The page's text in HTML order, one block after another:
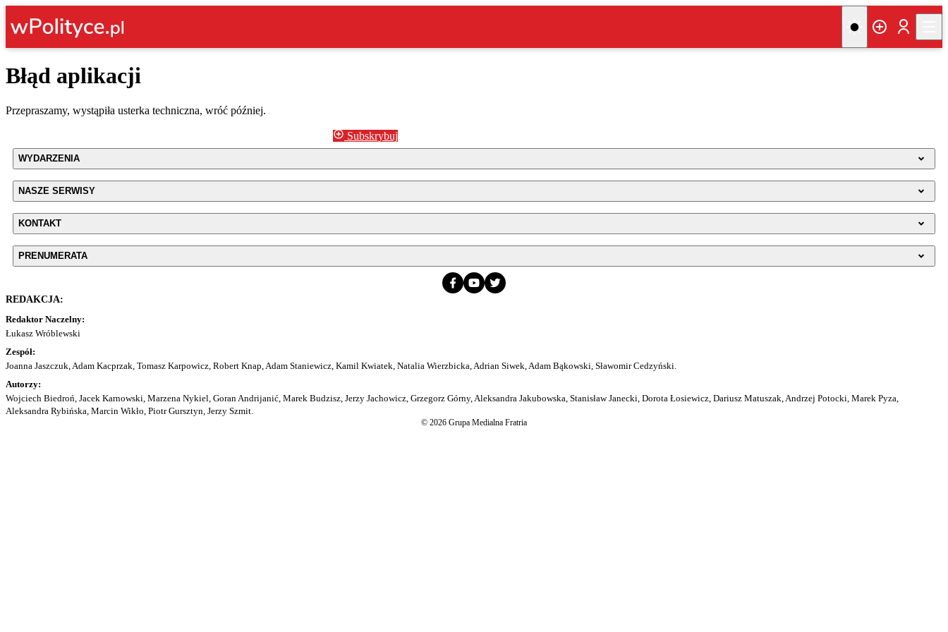
Błąd aplikacji
Przepraszamy, wystąpiła usterka techniczna, wróć później.
Subskrybuj
WYDARZENIA
NASZE SERWISY
KONTAKT
PRENUMERATA
REDAKCJA:
Redaktor Naczelny:
Łukasz Wróblewski
Zespół:
Joanna Jaszczuk, Adam Kacprzak, Tomasz Karpowicz, Robert Knap, Adam Staniewicz, Kamil Kwiatek, Natalia Wierzbicka, Adrian Siwek, Adam Bąkowski, Sławomir Cedzyński.
Autorzy:
Wojciech Biedroń, Jacek Karnowski, Marzena Nykiel, Goran Andrijanić, Marek Budzisz, Jerzy Jachowicz, Grzegorz Górny, Aleksandra Jakubowska, Stanisław Janecki, Dorota Łosiewicz, Dariusz Matuszak, Andrzej Potocki, Marek Pyza,
Aleksandra Rybińska, Marcin Wikło, Piotr Gursztyn, Jerzy Szmit.
© 2026 Grupa Medialna Fratria